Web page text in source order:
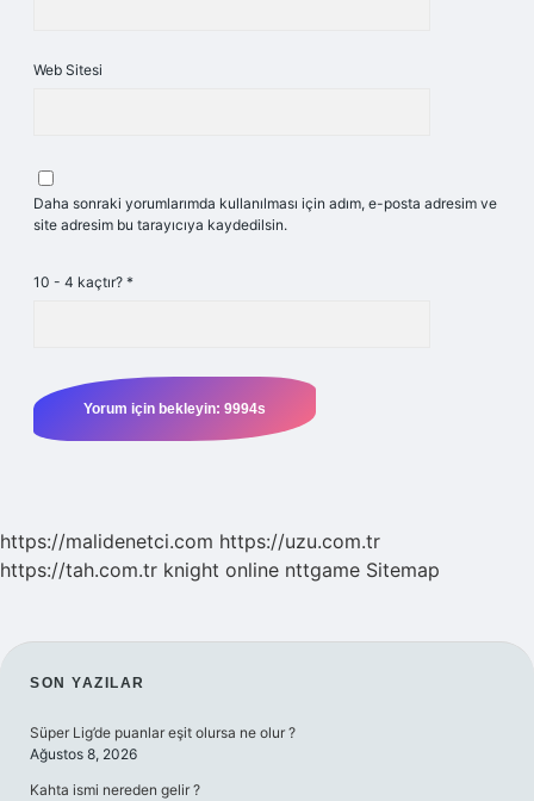
Web Sitesi
Daha sonraki yorumlarımda kullanılması için adım, e-posta adresim ve
site adresim bu tarayıcıya kaydedilsin.
10 - 4 kaçtır? *
https://malidenetci.com https://uzu.com.tr
https://tah.com.tr knight online nttgame Sitemap
SIDEBAR
SON YAZILAR
Süper Lig’de puanlar eşit olursa ne olur ?
Ağustos 8, 2026
Kahta ismi nereden gelir ?